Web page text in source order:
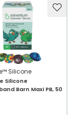
Silicone
Silicone
Barn Maxi PB, 50